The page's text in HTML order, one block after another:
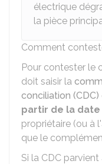
électrique
la pièce
Comment
Pour contester le
doit saisir la
conciliation (CDC)
partir de la
propriétaire (ou à
que le
Si la CDC